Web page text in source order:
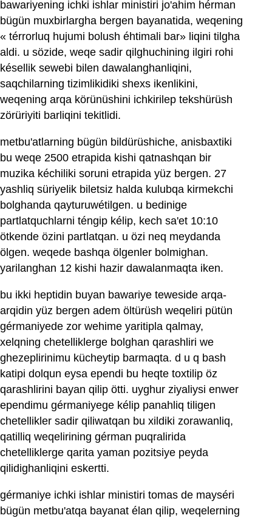
bawariyening ichki ishlar ministiri jo'ahim hérman
bügün muxbirlargha bergen bayanatida, weqening
« térrorluq hujumi bolush éhtimali bar» liqini tilgha
aldi. u sözide, weqe sadir qilghuchining ilgiri rohi
késellik sewebi bilen dawalanghanliqini,
saqchilarning tizimlikidiki shexs ikenlikini,
weqening arqa körünüshini ichkirilep tekshürüsh
zörüriyiti barliqini tekitlidi.
metbu'atlarning bügün bildürüshiche, anisbaxtiki
bu weqe 2500 etrapida kishi qatnashqan bir
muzika kéchiliki soruni etrapida yüz bergen. 27
yashliq süriyelik biletsiz halda kulubqa kirmekchi
bolghanda qayturuwétilgen. u bedinige
partlatquchlarni téngip kélip, kech sa'et 10:10
ötkende özini partlatqan. u özi neq meydanda
ölgen. weqede bashqa ölgenler bolmighan.
yarilanghan 12 kishi hazir dawalanmaqta iken.
bu ikki heptidin buyan bawariye teweside arqa-
arqidin yüz bergen adem öltürüsh weqeliri pütün
gérmaniyede zor wehime yaritipla qalmay,
xelqning chetelliklerge bolghan qarashliri we
ghezeplirinimu kücheytip barmaqta. d u q bash
katipi dolqun eysa ependi bu heqte toxtilip öz
qarashlirini bayan qilip ötti. uyghur ziyaliysi enwer
ependimu gérmaniyege kélip panahliq tiligen
chetellikler sadir qiliwatqan bu xildiki zorawanliq,
qatilliq weqelirining gérman puqralirida
chetelliklerge qarita yaman pozitsiye peyda
qilidighanliqini eskertti.
gérmaniye ichki ishlar ministiri tomas de mayséri
bügün metbu'atqa bayanat élan qilip, weqelerning